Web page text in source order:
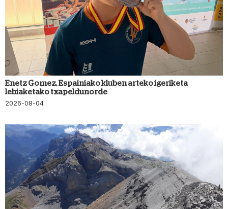
Enetz Gomez, Espainiako kluben arteko igeriketa
lehiaketako txapeldunorde
2026-08-04